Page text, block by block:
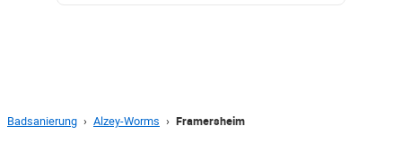
Badsanierung › Alzey-Worms › Framersheim